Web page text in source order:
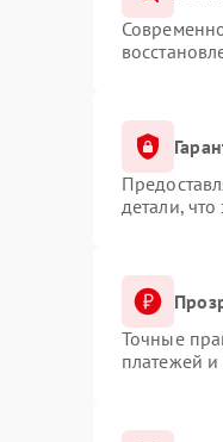
детали,
Точные
платежей и